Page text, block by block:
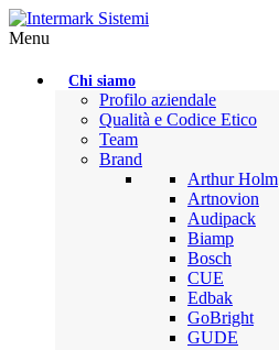
Menu
Chi siamo
Profilo aziendale
Qualità e Codice Etico
Team
Brand
Arthur Holm
Artnovion
Audipack
Biamp
Bosch
CUE
Edbak
GoBright
GUDE